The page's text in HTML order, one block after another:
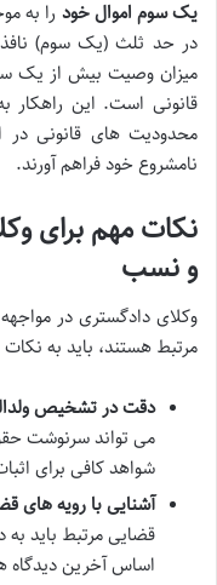
یک سوم اموال خود را به
در حد ثلث (یک سوم) نافذ
میزان وصیت بیش از یک
قانونی است. این راهکار
محدودیت های قانونی
نامشروع خود فراهم آورند.
نکات مهم برای
و نسب
مرتبط هستند، باید به
دقت در تشخیص
می تواند سرنوشت
شواهد کافی برای
آشنایی با رویه های
قضایی مرتبط باید به
اساس آخرین دیدگاه